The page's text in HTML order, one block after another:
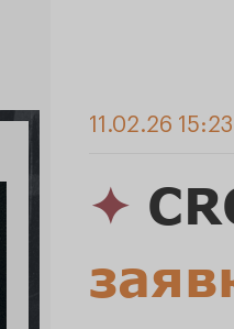
11.02.26
✦